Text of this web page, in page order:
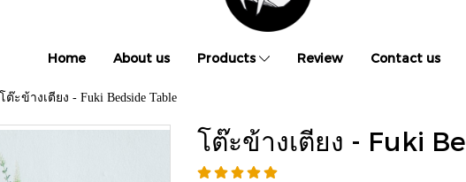
Home About us Products Review Contact us
โต๊ะข้างเตียง - Fuki Bedside Table
โต๊ะข้างเตียง - Fuki